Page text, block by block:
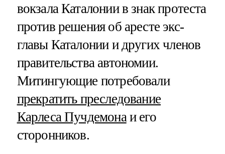
вокзала Каталонии в знак протеста
против решения об аресте экс-
главы Каталонии и других членов
правительства автономии.
Митингующие потребовали
прекратить преследование
Карлеса Пучдемона и его
сторонников.